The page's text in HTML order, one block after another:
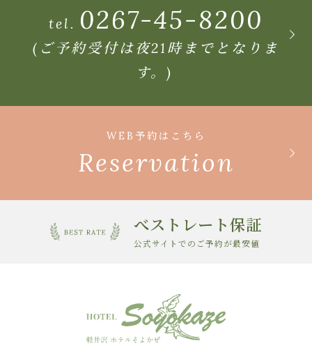
tel. 0267-45-8200
(ご予約受付は夜21時までとなりま
す。)
WEB予約はこちら
Reservation
べストレート保証
公式サイトでのご予約が最安値